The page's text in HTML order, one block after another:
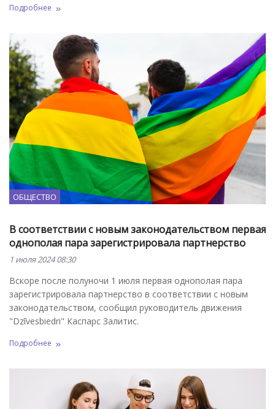
Подробнее
ОБЩЕСТВО
В соответствии с новым законодательством первая
однополая пара зарегистрировала партнерство
1 июля 2024 08:30
Вскоре после полуночи 1 июля первая однополая пара
зарегистрировала партнерство в соответствии с новым
законодательством, сообщил руководитель движения
"Dzīvesbiedri" Каспарс Залитис.
Подробнее